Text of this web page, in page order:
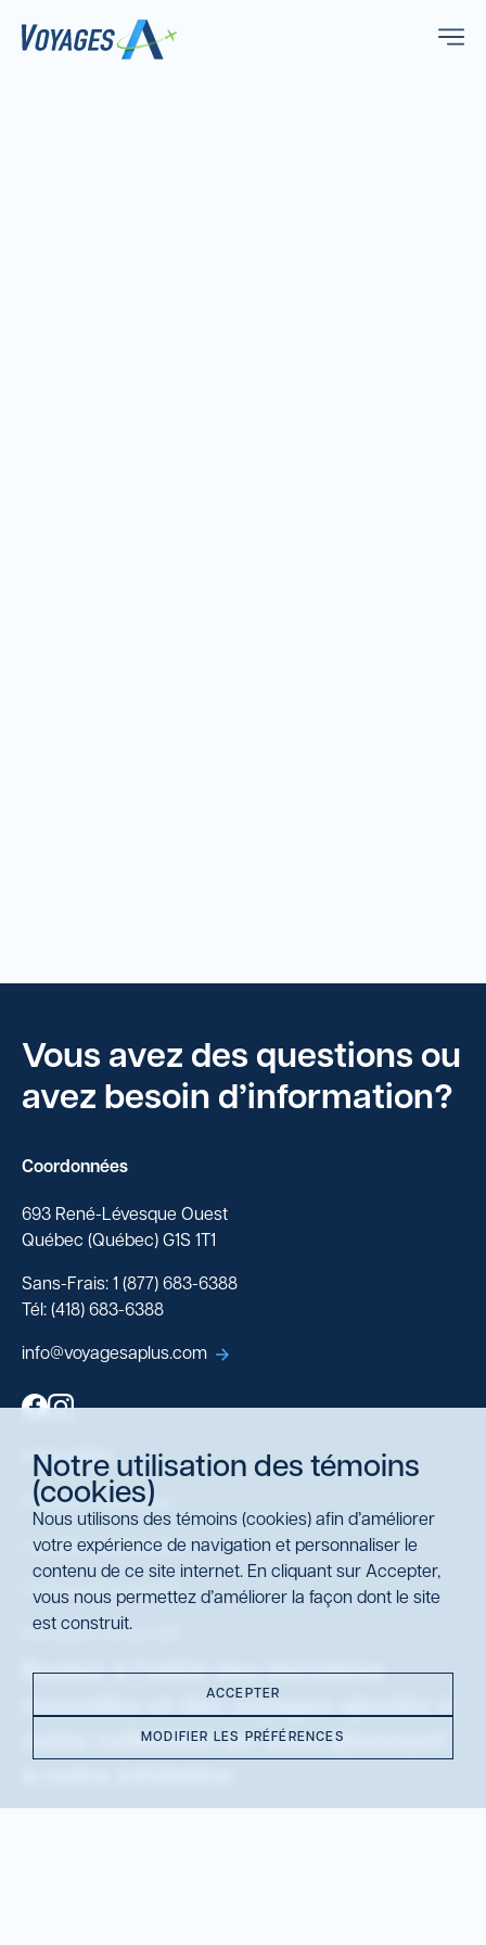
Vous avez des questions ou
avez besoin d’information?
Coordonnées
693 René-Lévesque Ouest
Québec (Québec) G1S 1T1
Sans-Frais: 1 (877) 683-6388
Tél: (418) 683-6388
info@voyagesaplus.com
Liens utiles
Politique d'utilisation
Conditions générales
Connexion au portail
Inscription au portail
Restez à l’affût des dernières
nouvelles et des voyages ajoutés à
notre collection en vous abonnant
Notre utilisation des témoins
(cookies)
Nous utilisons des témoins (cookies) afin d’améliorer
votre expérience de navigation et personnaliser le
contenu de ce site internet. En cliquant sur Accepter,
vous nous permettez d’améliorer la façon dont le site
est construit.
ACCEPTER
MODIFIER LES PRÉFÉRENCES